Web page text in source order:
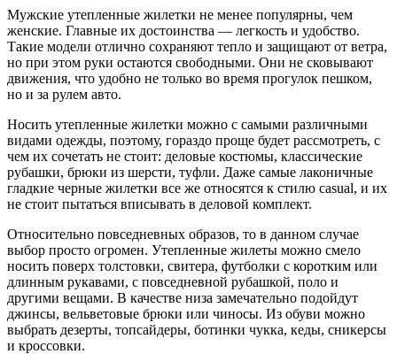
Мужские утепленные жилетки не менее популярны, чем
женские. Главные их достоинства — легкость и удобство.
Такие модели отлично сохраняют тепло и защищают от ветра,
но при этом руки остаются свободными. Они не сковывают
движения, что удобно не только во время прогулок пешком,
но и за рулем авто.
Носить утепленные жилетки можно с самыми различными
видами одежды, поэтому, гораздо проще будет рассмотреть, с
чем их сочетать не стоит: деловые костюмы, классические
рубашки, брюки из шерсти, туфли. Даже самые лаконичные
гладкие черные жилетки все же относятся к стилю casual, и их
не стоит пытаться вписывать в деловой комплект.
Относительно повседневных образов, то в данном случае
выбор просто огромен. Утепленные жилеты можно смело
носить поверх толстовки, свитера, футболки с коротким или
длинным рукавами, с повседневной рубашкой, поло и
другими вещами. В качестве низа замечательно подойдут
джинсы, вельветовые брюки или чиносы. Из обуви можно
выбрать дезерты, топсайдеры, ботинки чукка, кеды, сникерсы
и кроссовки.